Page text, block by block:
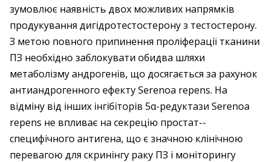
зумовлює наявність двох можливих напрямків
продукування дигідротестостерону з тестостерону.
З метою повного припинення проліферації тканини
ПЗ необхідно заблокувати обидва шляхи
метаболізму андрогенів, що досягається за рахунок
антиандрогенного ефекту Serenoa repens. На
відміну від інших інгібіторів 5α-редуктази Serenoa
repens не впливає на секрецію простат-­
специфічного анти­гена, що є значною клінічною
перевагою для скринінгу раку ПЗ і моніторингу